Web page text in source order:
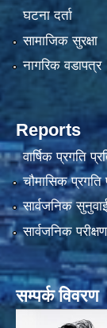
घटना दर्ता
सामाजिक सुरक्षा
नागरिक वडापत्र
Reports
वार्षिक प्रगति
चौमासिक प्रगति
सार्वजनिक
सार्वजनिक परीक्षण
सम्पर्क विवरण